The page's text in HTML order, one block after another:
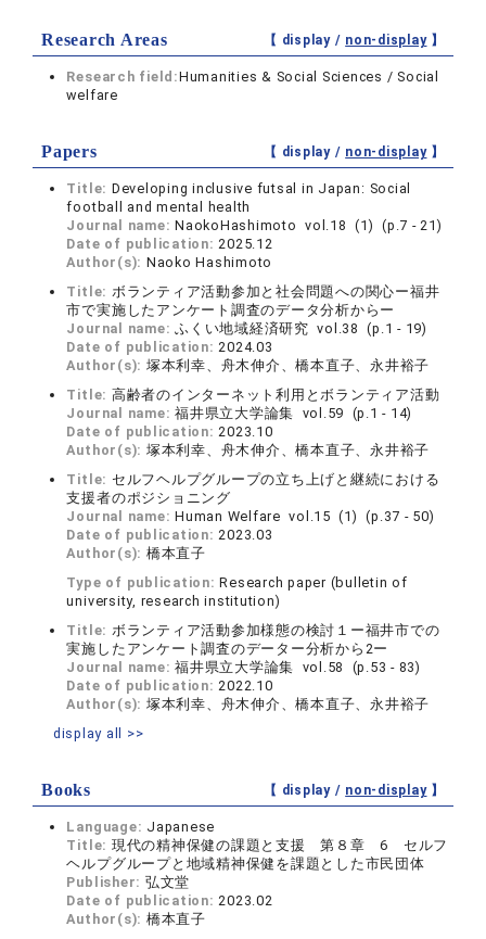
Research Areas 【 display / non-display】
Research field:Humanities & Social Sciences / Social
welfare
Papers 【 display / non-display】
Title: Developing inclusive futsal in Japan: Social
football and mental health
Journal name:NaokoHashimoto vol.18 (1) (p.7 - 21)
Date of publication:2025.12
Author(s): Naoko Hashimoto
Title: ボランティア活動参加と社会問題への関心ー福井
市で実施したアンケート調査のデータ分析からー
Journal name:ふくい地域経済研究 vol.38 (p.1 - 19)
Date of publication:2024.03
Author(s): 塚本利幸、舟木伸介、橋本直子、永井裕子
Title: 高齢者のインターネット利用とボランティア活動
Journal name:福井県立大学論集 vol.59 (p.1 - 14)
Date of publication:2023.10
Author(s): 塚本利幸、舟木伸介、橋本直子、永井裕子
Title: セルフヘルプグループの立ち上げと継続における
支援者のポジショニング
Journal name:Human Welfare vol.15 (1) (p.37 - 50)
Date of publication:2023.03
Author(s): 橋本直子
Type of publication:Research paper (bulletin of
university, research institution)
Title: ボランティア活動参加様態の検討１ー福井市での
実施したアンケート調査のデーター分析から2ー
Journal name:福井県立大学論集 vol.58 (p.53 - 83)
Date of publication:2022.10
Author(s): 塚本利幸、舟木伸介、橋本直子、永井裕子
display all >>
Books 【 display / non-display】
Language: Japanese
Title: 現代の精神保健の課題と支援 第８章 6 セルフ
ヘルプグループと地域精神保健を課題とした市民団体
Publisher: 弘文堂
Date of publication:2023.02
Author(s): 橋本直子